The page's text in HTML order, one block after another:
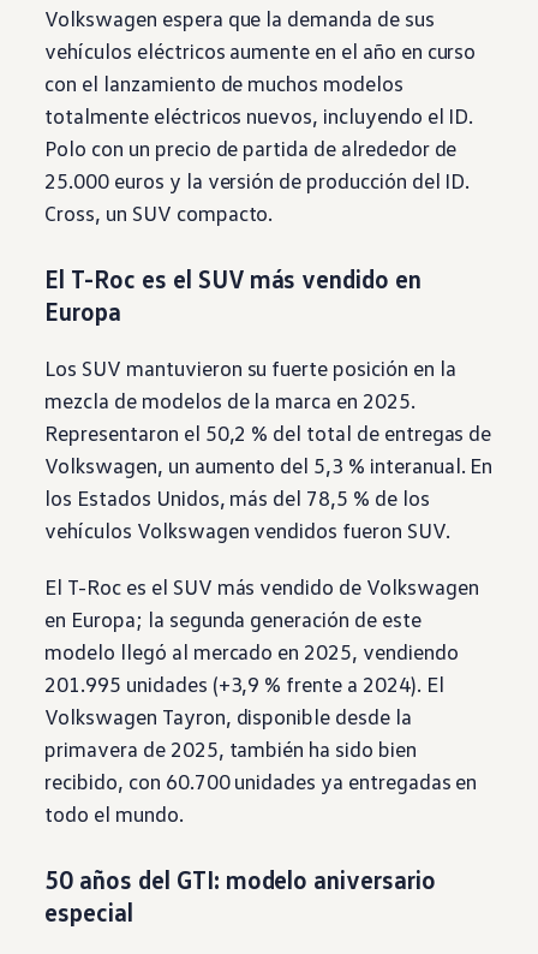
Volkswagen espera que la demanda de sus
vehículos eléctricos aumente en el año en curso
con el lanzamiento de muchos modelos
totalmente eléctricos nuevos, incluyendo el ID.
Polo con un precio de partida de alrededor de
25.000 euros y la versión de producción del ID.
Cross, un SUV compacto.
El T-Roc es el SUVmás vendido en
Europa
Los SUV mantuvieron su fuerte posición en la
mezcla de modelos de la marca en 2025.
Representaron el 50,2 % del total de entregas de
Volkswagen, un aumento del 5,3 % interanual. En
los Estados Unidos, más del 78,5 % de los
vehículos Volkswagen vendidos fueron SUV.
El T-Roc es el SUV más vendido de Volkswagen
en Europa; la segunda generación de este
modelo llegó al mercado en 2025, vendiendo
201.995 unidades (+3,9 % frente a 2024). El
Volkswagen Tayron, disponible desde la
primavera de 2025, también ha sido bien
recibido, con 60.700 unidades ya entregadas en
todo el mundo.
50 años del GTI: modelo aniversario
especial